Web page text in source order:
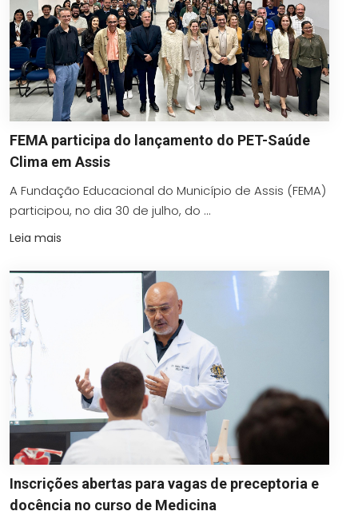
FEMA participa do lançamento do PET-Saúde
Clima em Assis
A Fundação Educacional do Município de Assis (FEMA)
participou, no dia 30 de julho, do ...
Leia mais
Inscrições abertas para vagas de preceptoria e
docência no curso de Medicina